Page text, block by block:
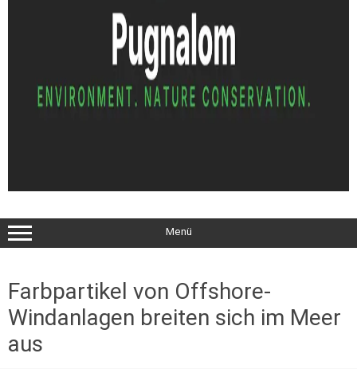
Menü
Farbpartikel von Offshore-
Windanlagen breiten sich im Meer
aus